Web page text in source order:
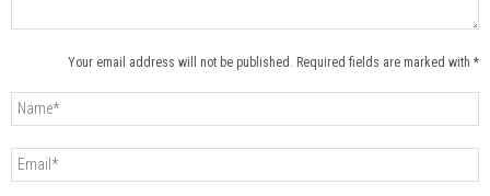
Your email address will not be published. Required fields are marked with *